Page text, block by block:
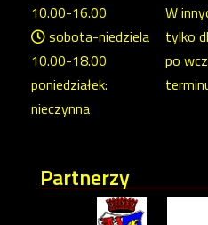
10.00-16.00
sobota-niedziela
10.00-18.00
poniedziałek:
nieczynna
W
tylko
po
Partnerzy